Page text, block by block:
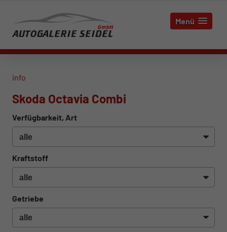
Menü
info
Skoda Octavia Combi
Verfügbarkeit, Art
Kraftstoff
Getriebe